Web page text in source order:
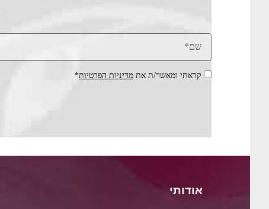
קראתי ומאשר/ת את מדיניות הפרטיות*
אודותי